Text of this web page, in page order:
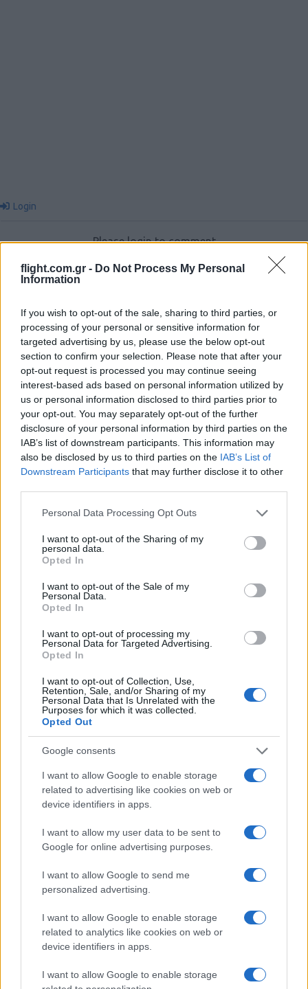
flight.com.gr - Do Not Process My Personal
Information
If you wish to opt-out of the sale, sharing to third parties, or
processing of your personal or sensitive information for
targeted advertising by us, please use the below opt-out
section to confirm your selection. Please note that after your
opt-out request is processed you may continue seeing
interest-based ads based on personal information utilized by
us or personal information disclosed to third parties prior to
your opt-out. You may separately opt-out of the further
disclosure of your personal information by third parties on the
IAB’s list of downstream participants. This information may
also be disclosed by us to third parties on the IAB’s List of
Downstream Participants that may further disclose it to other
Please note that this website/app uses one or more Google
not limited to your visit or usage behaviour. You may click to
grant or deny consent to Google and its third-party tags to
use your data for below specified purposes in below Google
consent section.
Personal Data Processing Opt Outs
I want to opt-out of the Sharing of my
personal data.
Opted In
I want to opt-out of the Sale of my
Personal Data.
Opted In
I want to opt-out of processing my
Personal Data for Targeted Advertising.
Opted In
I want to opt-out of Collection, Use,
Retention, Sale, and/or Sharing of my
Personal Data that Is Unrelated with the
Purposes for which it was collected.
Opted Out
Google consents
I want to allow Google to enable storage
related to advertising like cookies on web or
device identifiers in apps.
I want to allow my user data to be sent to
Google for online advertising purposes.
I want to allow Google to send me
personalized advertising.
I want to allow Google to enable storage
related to analytics like cookies on web or
device identifiers in apps.
I want to allow Google to enable storage
Login
Please login to comment
COMMENTS
Aris(@aris)
3 Νοεμβρίου 2019 21:28
#122217
Επειδή είσαστε βραδιάτικα αιρετικοί και ξύνετε πληγές….θα πω
την προσπάθεια να αλλάξουν γυροσκόπιο που το πρωτότυπο
κατέληξε στα χωράφια…
Επίσης στην ΕΑΒ που δεν έχει αναλάβει πρόγραμμα
ανακατασκευής τέτοιου μεγέθους ποιος θα αναλάμβανε να κάνει
το εγχείρημα;
λόγω αριθμών…
Όσο για ραντάρ πολλαπλών χρήσεων τόσο μικρό τι να πω…δεν
ξέρω αν κάνανε πατέντα με μικρότερη κεραία του F16 ωστε να
ειναι και συμβατό εκεί… εγώ πάντως θα το πάω και πιο κάτω
και θα ζήταγα ενσωμάτωση IRST….
Ακόμα κλαίμε εκεί στην άκρη της 116 με το που πάτησε στην
Reply
DangerJetExhaust (@dangerjetexhaust)
Trusted Member
3 Νοεμβρίου 2019 21:33
Αν το A-7F είχε προχωρήσει και η ΕΑΒ κατάφερνε να παράγει μια
το χρήμα: Θα υπήρχε μια δύναμη κρούσης 100 A-7F και τα 153 F-
16 και 40 Mirage 2000 θα είχαν καθαρά ρόλο αεροπορικής
καταστολής αεράμυνας και αντιπλοϊκό. Ναι η άλλη μεγάλη
αγάπη, το F-4E θα αποσύρονταν, αλλά να λέμε την αλήθεια, είχα
Reply
STAMOS104(@stamos104)
Ρε ανώμαλοι